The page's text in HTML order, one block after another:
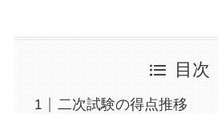
目次
二次試験の得点推移